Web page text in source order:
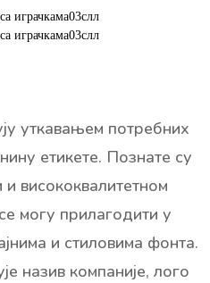
уткавањем потребних
етикете. Познате су
висококвалитетном
могу прилагодити у
и стиловима фонта.
назив компаније, лого